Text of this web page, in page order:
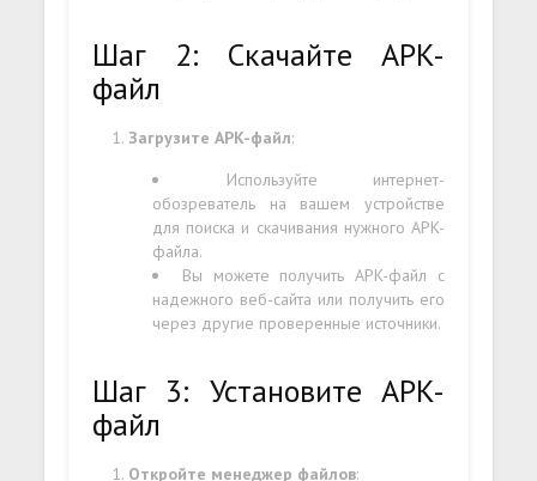
Шаг 2: Скачайте APK-
файл
Загрузите APK-файл:
Используйте интернет-
обозреватель на вашем устройстве
для поиска и скачивания нужного APK-
файла.
Вы можете получить APK-файл с
надежного веб-сайта или получить его
через другие проверенные источники.
Шаг 3: Установите APK-
файл
Откройте менеджер файлов: